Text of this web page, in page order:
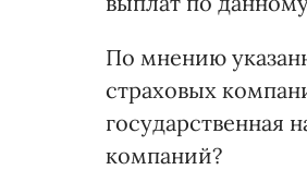
По мнению
страховых
государственная
компаний?